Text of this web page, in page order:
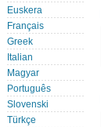
Euskera
Français
Greek
Italian
Magyar
Português
Slovenski
Türkçe